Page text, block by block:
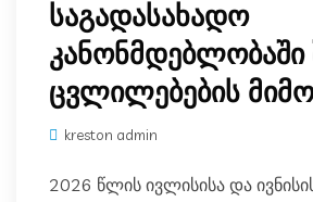
საგადასახადო
კანონმდებლობაში
ცვლილებების
kreston admin
2026 წლის ივლისისა და ივნისის თვის